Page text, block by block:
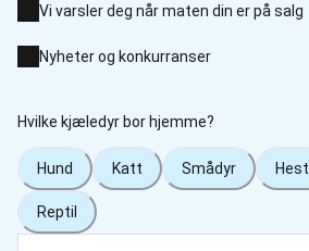
Vi varsler deg når maten din er på salg
Nyheter og konkurranser
Hvilke kjæledyr bor hjemme?
Hund Katt Smådyr Hest
Reptil